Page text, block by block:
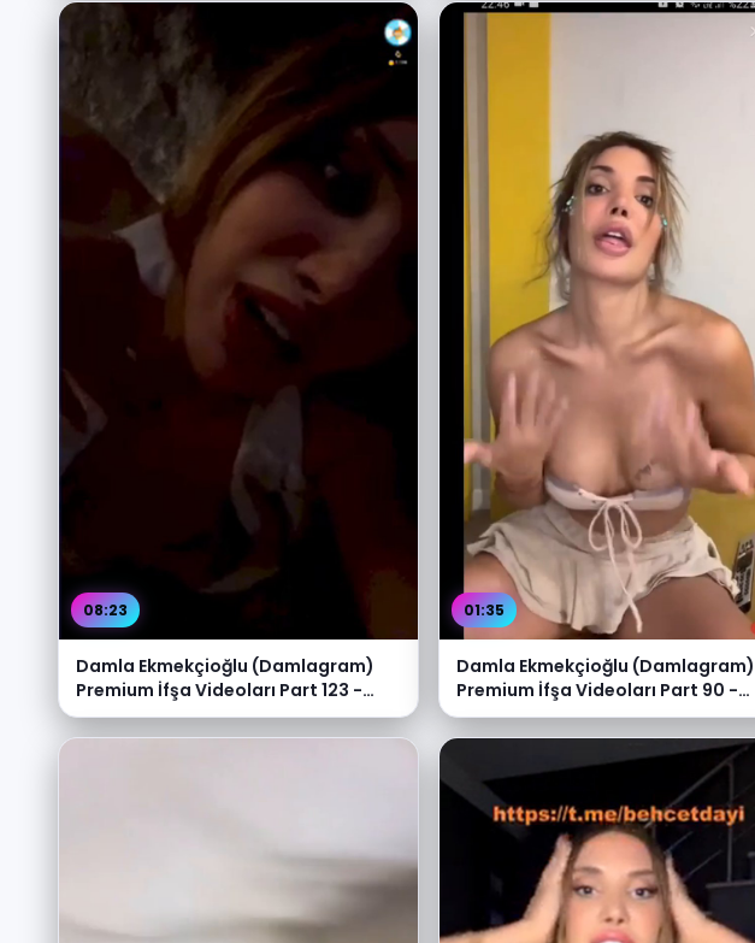
08:23
Damla Ekmekçioğlu (Damlagram)
Premium İfşa Videoları Part 123 -
Video İzle
01:35
Damla Ekmekçioğlu (Damlagram)
Premium İfşa Videoları Part 90 -
Video İzle